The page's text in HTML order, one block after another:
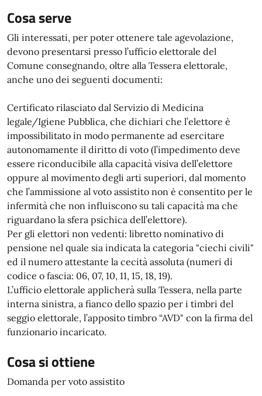
Cosa serve
Gli interessati, per poter ottenere tale agevolazione,
devono presentarsi presso l’ufficio elettorale del
Comune consegnando, oltre alla Tessera elettorale,
anche uno dei seguenti documenti:
Certificato rilasciato dal Servizio di Medicina
legale/Igiene Pubblica, che dichiari che l’elettore è
impossibilitato in modo permanente ad esercitare
autonomamente il diritto di voto (l’impedimento deve
essere riconducibile alla capacità visiva dell’elettore
oppure al movimento degli arti superiori, dal momento
che l’ammissione al voto assistito non è consentito per le
infermità che non influiscono su tali capacità ma che
riguardano la sfera psichica dell’elettore).
Per gli elettori non vedenti: libretto nominativo di
pensione nel quale sia indicata la categoria "ciechi civili"
ed il numero attestante la cecità assoluta (numeri di
codice o fascia: 06, 07, 10, 11, 15, 18, 19).
L’ufficio elettorale applicherà sulla Tessera, nella parte
interna sinistra, a fianco dello spazio per i timbri del
seggio elettorale, l’apposito timbro “AVD" con la firma del
funzionario incaricato.
Cosa si ottiene
Domanda per voto assistito